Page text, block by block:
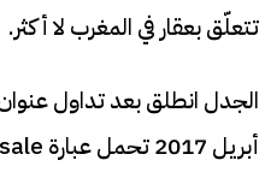
تتعلّق بعقار في المغرب لا أكثر.